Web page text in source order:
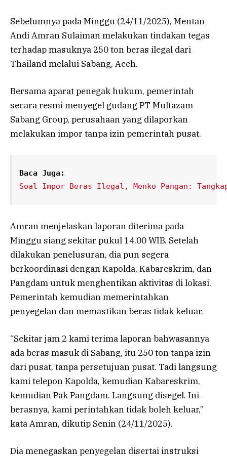
Sebelumnya pada Minggu (24/11/2025), Mentan
Andi Amran Sulaiman melakukan tindakan tegas
terhadap masuknya 250 ton beras ilegal dari
Thailand melalui Sabang, Aceh.
Bersama aparat penegak hukum, pemerintah
secara resmi menyegel gudang PT Multazam
Sabang Group, perusahaan yang dilaporkan
melakukan impor tanpa izin pemerintah pusat.
Baca Juga:
Soal Impor Beras Ilegal, Menko Pangan:
Amran menjelaskan laporan diterima pada
Minggu siang sekitar pukul 14.00 WIB. Setelah
dilakukan penelusuran, dia pun segera
berkoordinasi dengan Kapolda, Kabareskrim, dan
Pangdam untuk menghentikan aktivitas di lokasi.
Pemerintah kemudian memerintahkan
penyegelan dan memastikan beras tidak keluar.
“Sekitar jam 2 kami terima laporan bahwasannya
ada beras masuk di Sabang, itu 250 ton tanpa izin
dari pusat, tanpa persetujuan pusat. Tadi langsung
kami telepon Kapolda, kemudian Kabareskrim,
kemudian Pak Pangdam. Langsung disegel. Ini
berasnya, kami perintahkan tidak boleh keluar,”
kata Amran, dikutip Senin (24/11/2025).
Dia menegaskan penyegelan disertai instruksi